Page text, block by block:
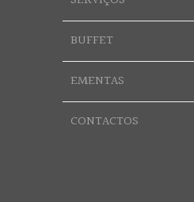
BUFFET
EMENTAS
CONTACTOS